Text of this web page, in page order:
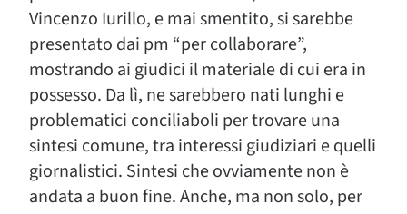
Vincenzo Iurillo, e mai smentito, si sarebbe
presentato dai pm “per collaborare”,
mostrando ai giudici il materiale di cui era in
possesso. Da lì, ne sarebbero nati lunghi e
problematici conciliaboli per trovare una
sintesi comune, tra interessi giudiziari e quelli
giornalistici. Sintesi che ovviamente non è
andata a buon fine. Anche, ma non solo, per